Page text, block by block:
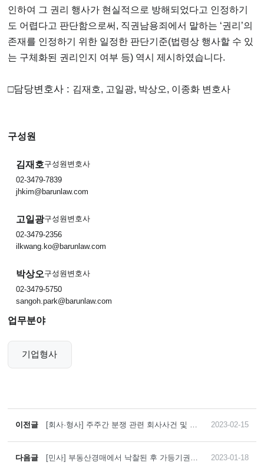
인하여 그 권리 행사가 현실적으로 방해되었다고 인정하기
도 어렵다고 판단함으로써, 직권남용죄에서 말하는 ‘권리’의
존재를 인정하기 위한 일정한 판단기준(법령상 행사할 수 있
는 구체화된 권리인지 여부 등) 역시 제시하였습니다.
□담당변호사 : 김재호, 고일광, 박상오, 이종화 변호사
구성원
김재호구성원변호사
02-3479-7839
jhkim@barunlaw.com
고일광구성원변호사
02-3479-2356
ilkwang.ko@barunlaw.com
박상오 구성원변호사
02-3479-5750
sangoh.park@barunlaw.com
업무분야
기업형사
이전글
[회사·형사] 주주간 분쟁 관련 회사사건 및 형
2023-02-15
다음글
[민사] 부동산경매에서 낙찰된 후 가등기권자
2023-01-18